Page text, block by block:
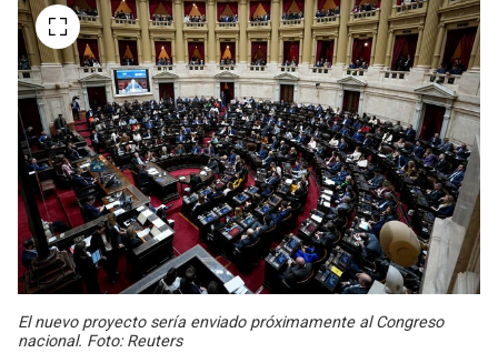
El nuevo proyecto sería enviado próximamente al Congreso
nacional. Foto: Reuters